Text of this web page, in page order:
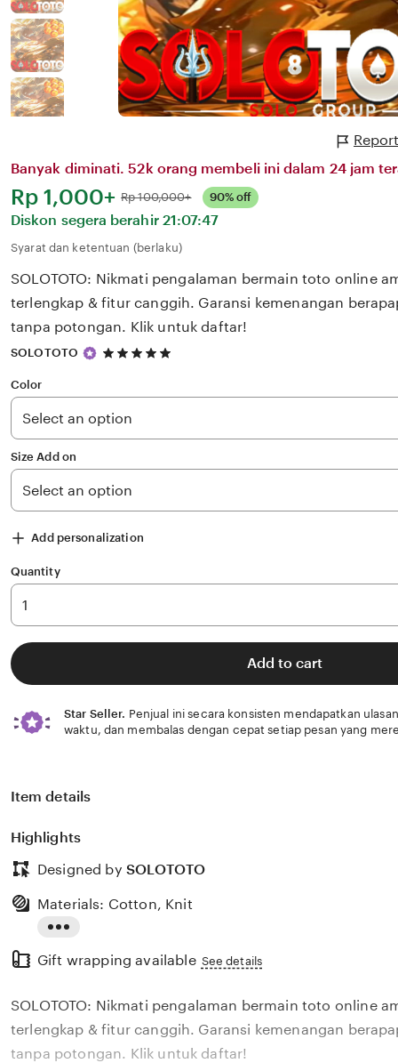
Banyak diminati. 52k orang membeli ini dalam 24 jam
Harga:
Rp 1,000+ Normal:
Rp 100,000+ 90% off
Diskon segera berahir 21:07:47
Syarat dan ketentuan (berlaku)
SOLOTOTO: Nikmati pengalaman bermain toto online
terlengkap & fitur canggih. Garansi kemenangan
tanpa potongan. Klik untuk daftar!
SOLOTOTO
5
5
stars
Color
Size Add on
Add personalization
Quantity
Add to cart
Star Seller. Penjual ini secara konsisten mendapatkan
waktu, dan membalas dengan cepat setiap pesan yang
Item details
Highlights
Designed by SOLOTOTO
the
description
Materials: Cotton, Knit
Gift wrapping available See details
SOLOTOTO: Nikmati pengalaman bermain toto online
terlengkap & fitur canggih. Garansi kemenangan
tanpa potongan. Klik untuk daftar!